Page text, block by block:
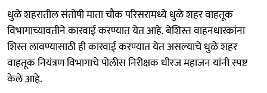
धुळे शहरातील संतोषी माता चौक परिसरामध्ये धुळे शहर वाहतूक
विभागाच्यावतीने कारवाई करण्यात येत आहे. बेशिस्त वाहनधारकांना
शिस्त लावण्यासाठी ही कारवाई करण्यात येत असल्याचे धुळे शहर
वाहतूक नियंत्रण विभागाचे पोलीस निरीक्षक धीरज महाजन यांनी स्पष्ट
केले आहे.